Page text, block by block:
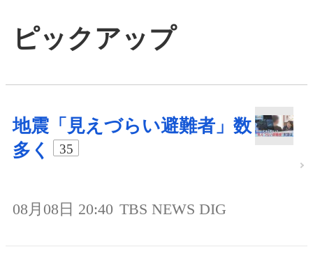
ピックアップ
地震「見えづらい避難者」数
多く
35
08月08日 20:40 TBS NEWS DIG